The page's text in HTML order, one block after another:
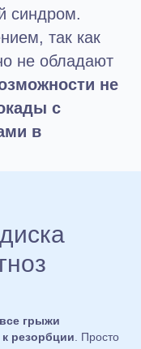
синдром.
так как
не обладают
не
с
в
грыжи
резорбции . Просто